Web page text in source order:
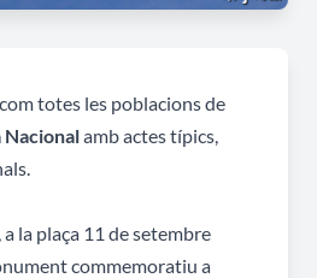
totes les poblacions de
Nacionalamb actes típics,
la plaça 11 de setembre
commemoratiu a